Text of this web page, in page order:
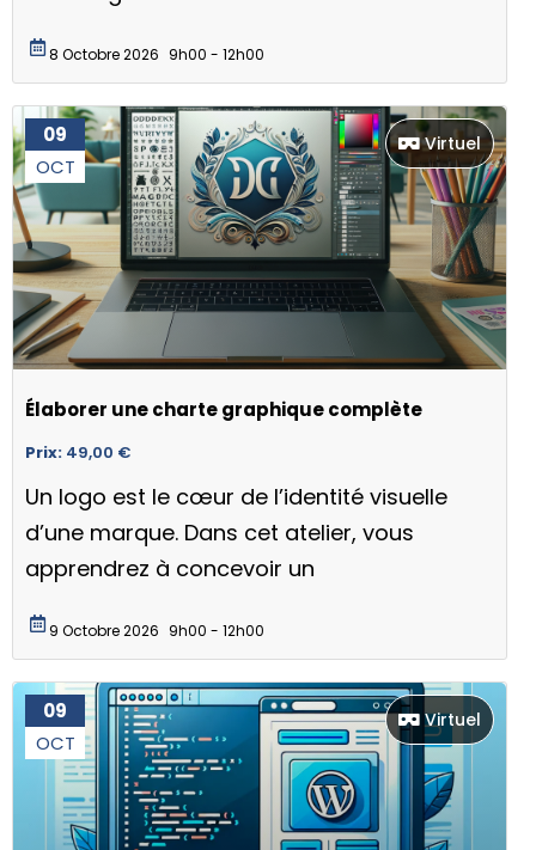
8 Octobre 2026 9h00 - 12h00
09
OCT
Virtuel
Élaborer une charte graphique complète
Prix: 49,00 €
Un logo est le cœur de l’identité visuelle
d’une marque. Dans cet atelier, vous
apprendrez à concevoir un
9 Octobre 2026 9h00 - 12h00
09
OCT
Virtuel